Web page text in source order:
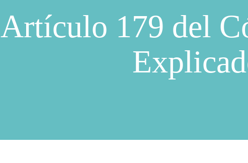
Artículo 179 del